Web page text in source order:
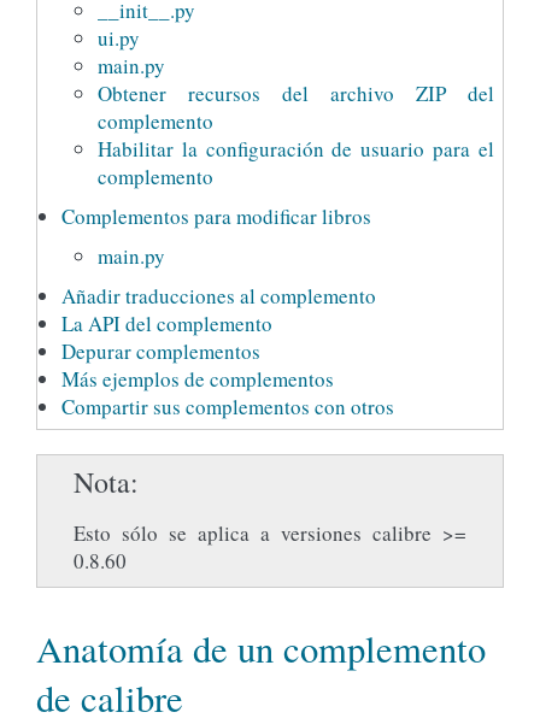
__init__.py
ui.py
main.py
Obtener recursos del archivo ZIP del
complemento
Habilitar la configuración de usuario para el
complemento
Complementos para modificar libros
main.py
Añadir traducciones al complemento
La API del complemento
Depurar complementos
Más ejemplos de complementos
Compartir sus complementos con otros
Nota
Esto sólo se aplica a versiones calibre >=
0.8.60
Anatomía de un complemento
de calibre